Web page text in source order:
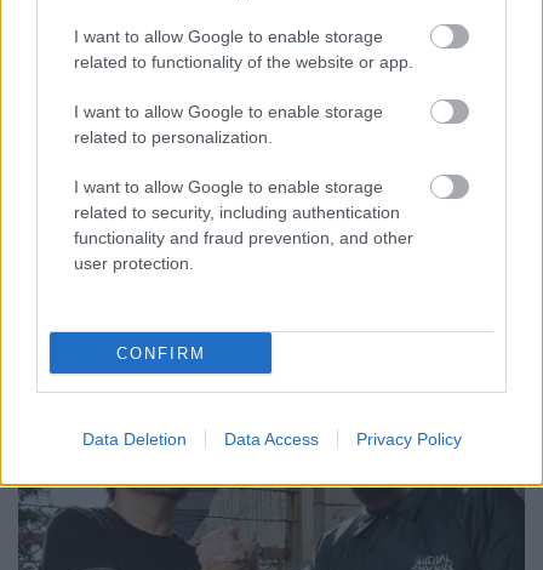
I want to allow Google to enable storage
related to functionality of the website or app.
I want to allow Google to enable storage
related to personalization.
I want to allow Google to enable storage
related to security, including authentication
functionality and fraud prevention, and other
user protection.
CONFIRM
Data Deletion Data Access Privacy Policy
Bemutatkozott Lombardo a Suicidal
soraiban
Most épp ott játszik, videónk is van!